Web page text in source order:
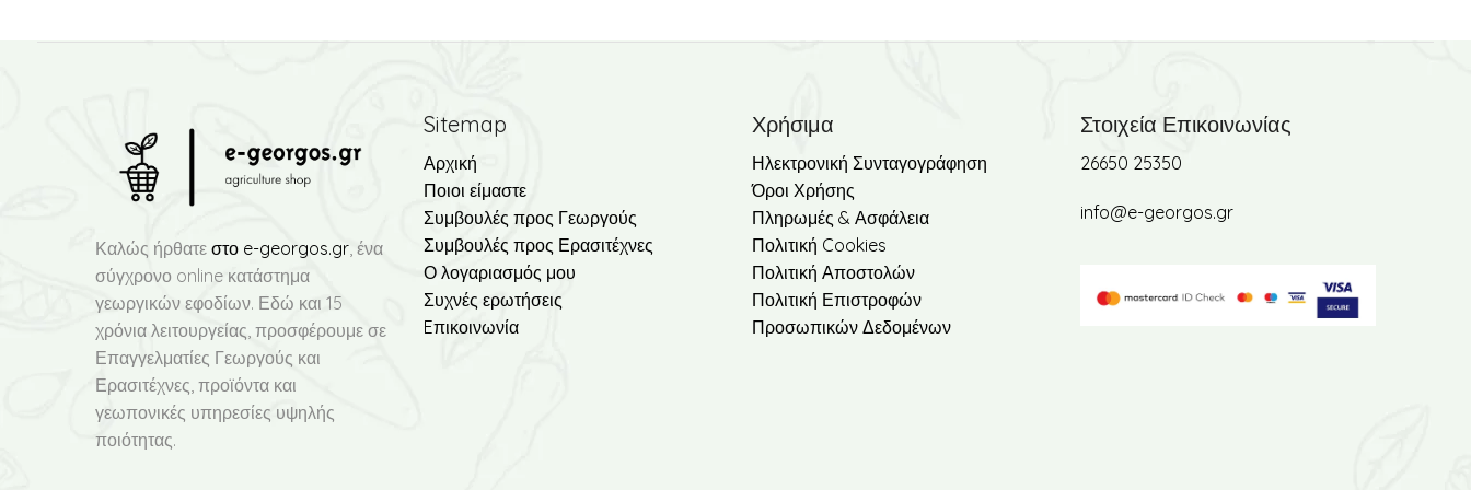
Καλώς ήρθατε στο e-georgos.gr, ένα
σύγχρονο online κατάστημα
γεωργικών εφοδίων. Εδώ και 15
χρόνια λειτουργείας, προσφέρουμε σε
Επαγγελματίες Γεωργούς και
Ερασιτέχνες, προϊόντα και
γεωπονικές υπηρεσίες υψηλής
ποιότητας.
Sitemap
Αρχική
Ποιοι είμαστε
Συμβουλές προς Γεωργούς
Συμβουλές προς Ερασιτέχνες
Ο λογαριασμός μου
Συχνές ερωτήσεις
Eπικοινωνία
Χρήσιμα
Ηλεκτρονική Συνταγογράφηση
Όροι Χρήσης
Πληρωμές & Ασφάλεια
Πολιτική Cookies
Πολιτική Αποστολών
Πολιτική Επιστροφών
Προσωπικών Δεδομένων
Στοιχεία Επικοινωνίας
26650 25350
info@e-georgos.gr